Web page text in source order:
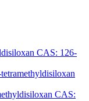
CAS: 126-
CAS: